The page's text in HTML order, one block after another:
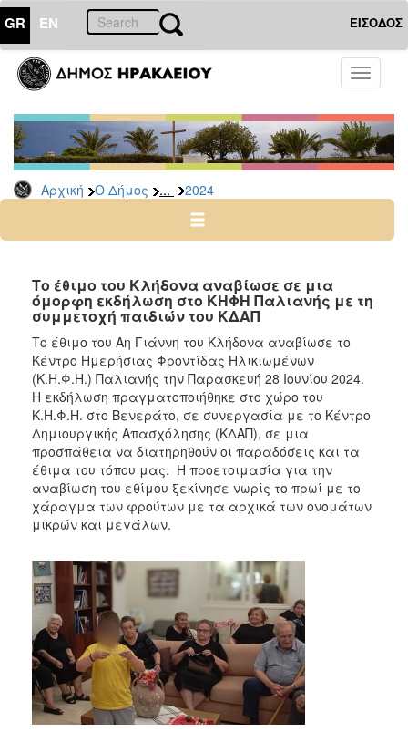
GR EN ΕΙΣΟΔΟΣ
Toggle
Αρχική Ο Δήμος ... 2024
ΔΗΜΟΣ
Δελτία
Τύπου
Αρχείο
2026
2024
2022
2021
2020
2019
2018
2017
2016
2015
2013
2011
2010
2006
Το έθιμο του Κλήδονα αναβίωσε σε μια
όμορφη εκδήλωση στο ΚΗΦΗ Παλιανής με τη
συμμετοχή παιδιών του ΚΔΑΠ
Το έθιμο του Αη Γιάννη του Κλήδονα αναβίωσε το
Κέντρο Ημερήσιας Φροντίδας Ηλικιωμένων
(Κ.Η.Φ.Η.) Παλιανής την Παρασκευή 28 Ιουνίου 2024.
Η εκδήλωση πραγματοποιήθηκε στο χώρο του
Κ.Η.Φ.Η. στο Βενεράτο, σε συνεργασία με το Κέντρο
Δημιουργικής Απασχόλησης (ΚΔΑΠ), σε μια
προσπάθεια να διατηρηθούν οι παραδόσεις και τα
έθιμα του τόπου μας. Η προετοιμασία για την
αναβίωση του εθίμου ξεκίνησε νωρίς το πρωί με το
χάραγμα των φρούτων με τα αρχικά των ονομάτων
μικρών και μεγάλων.